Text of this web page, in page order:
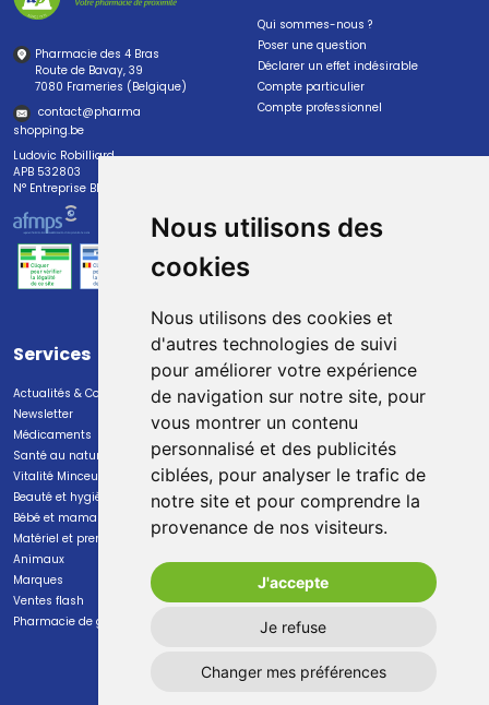
Nous utilisons des
cookies
Nous utilisons des cookies et
d'autres technologies de suivi
pour améliorer votre expérience
de navigation sur notre site, pour
vous montrer un contenu
personnalisé et des publicités
ciblées, pour analyser le trafic de
notre site et pour comprendre la
provenance de nos visiteurs.
J'accepte
Je refuse
Changer mes préférences
Pharmacie des 4 Bras
Route de Bavay, 39
7080 Frameries (Belgique)
contact@pharma
shopping.be
Ludovic Robilliard
APB 532803
N° Entreprise BE0447.382.113
Qui sommes-nous ?
Poser une question
Déclarer un effet indésirable
Compte particulier
Compte professionnel
Services
Actualités & Conseils
Newsletter
Médicaments
Santé au naturel
Vitalité Minceur Nutrition
Beauté et hygiène
Bébé et maman
Matériel et premiers soins
Animaux
Marques
Ventes flash
Pharmacie de garde
Paiement
Paiement sécurisé
Livraison
Livraison dans un Point Relais